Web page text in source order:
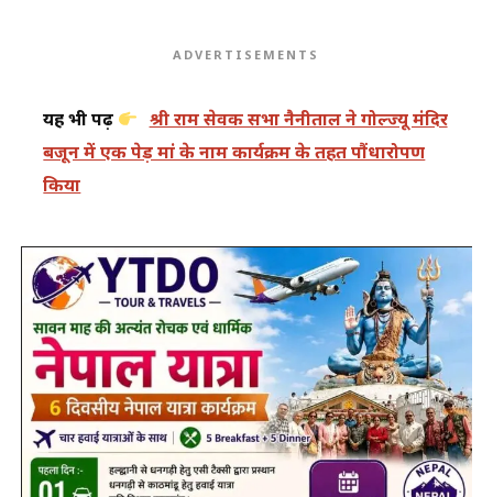
ADVERTISEMENTS
यह भी पढ़ें
श्री राम सेवक सभा नैनीताल ने गोल्ज्यू मंदिर
बजून में एक पेड़ मां के नाम कार्यक्रम के तहत पौंधारोपण
किया